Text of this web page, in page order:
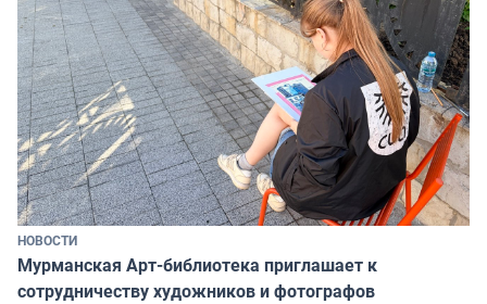
НОВОСТИ
Мурманская Арт-библиотека приглашает к
сотрудничеству художников и фотографов